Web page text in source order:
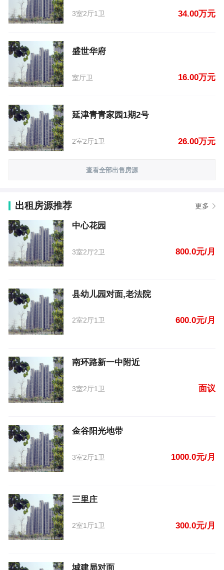
3室2厅1卫 34.00万元
盛世华府
室厅卫 16.00万元
延津青青家园1期2号
2室2厅1卫 26.00万元
查看全部出售房源
出租房源推荐 更多
中心花园
3室2厅2卫 800.0元/月
县幼儿园对面,老法院
2室2厅1卫 600.0元/月
南环路新一中附近
3室2厅1卫 面议
金谷阳光地带
3室2厅1卫 1000.0元/月
三里庄
2室1厅1卫 300.0元/月
城建局对面